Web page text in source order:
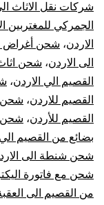
شركات نقل الاثاث
الجمركي للمغتربين
الاردن، شحن أغراض
الى الاردن، شحن
القصيم الي الاردن،
القصيم للاردن، شحن
القصيم للأردن، شحن
بضائع من القصيم الي
شحن شنطة الى
شحن مع فاتورة
من القصيم الى